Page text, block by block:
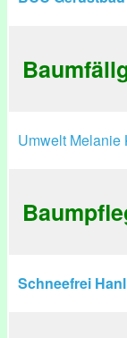
Umwelt Melanie
Schneefrei